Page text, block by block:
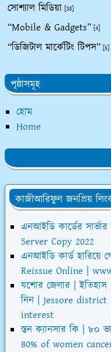
সোশ্যাল মিডিয়া [38]
“Mobile & Gadgets” [4]
“ডিজিটাল মার্কেটিং টিপস” [5]
পৃষ্ঠাসমূহ
হোম
Home
কাজীআরিফুল জনপ্রিয়
এনআইডি কার্ডের
Server Copy 2022
এনআইডি কার্ড হারিয়ে
Reissue Online |
যশোর জেলার | ইতিহাস
নিন | Jessore
interest
স্তন ক্যানসার কি | ৮০
80% of women